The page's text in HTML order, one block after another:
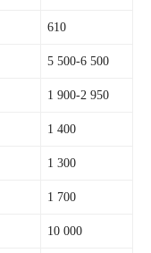
610
5 500-6 500
1 900-2 950
1 400
1 300
1 700
10 000